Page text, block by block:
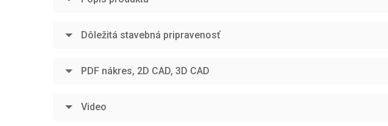
Dôležitá stavebná pripravenosť
PDF nákres, 2D CAD, 3D CAD
Video